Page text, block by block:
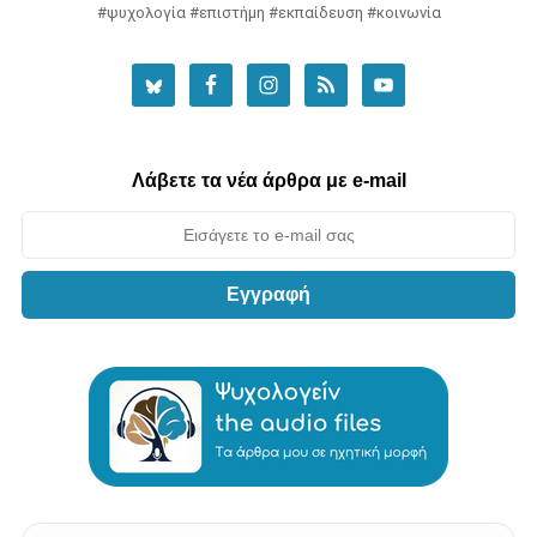
#ψυχολογία #επιστήμη #εκπαίδευση #κοινωνία
Λάβετε τα νέα άρθρα με e-mail
Εγγραφή